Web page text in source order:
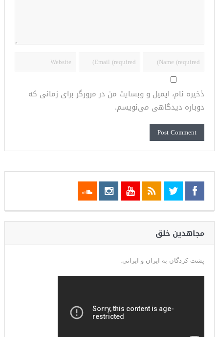
ذخیره نام، ایمیل و وبسایت من در مرورگر برای زمانی که
دوباره دیدگاهی می‌نویسم.
مجاهدین خلق
پشت کردگان به ایران و ایرانی.